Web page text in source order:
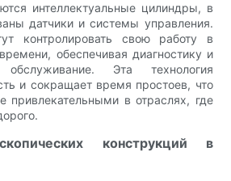
интеллектуальные цилиндры, в
датчики и системы управления.
контролировать свою работу в
обеспечивая диагностику и
обслуживание. Эта технология
и сокращает время простоев, что
привлекательными в отраслях, где
конструкций в